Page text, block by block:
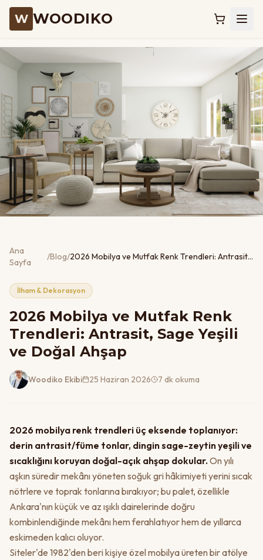
W WOODIKO
Ana
Sayfa
/Blog/ 2026 Mobilya ve Mutfak Renk Trendleri: Antrasit, Sage Yeşili ve Doğal Ahşap
İlham & Dekorasyon
2026 Mobilya ve Mutfak Renk
Trendleri: Antrasit, Sage Yeşili
ve Doğal Ahşap
Woodiko Ekibi 25 Haziran 2026 7 dk okuma
2026 mobilya renk trendleri üç eksende toplanıyor:
derin antrasit/füme tonlar, dingin sage-zeytin yeşili ve
sıcaklığını koruyan doğal-açık ahşap dokular.On yılı
aşkın süredir mekânı yöneten soğuk gri hâkimiyeti yerini sıcak
nötrlere ve toprak tonlarına bırakıyor; bu palet, özellikle
Ankara'nın küçük ve az ışıklı dairelerinde doğru
kombinlendiğinde mekânı hem ferahlatıyor hem de yıllarca
eskimeden kalıcı oluyor.
Siteler'de 1982'den beri kişiye özel mobilya üreten bir atölye